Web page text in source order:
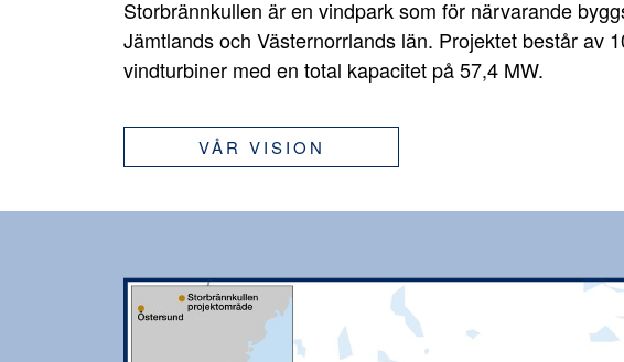
Storbrännkullen är en vindpark som för närvarande
Jämtlands och Västernorrlands län. Projektet består av
vindturbiner med en total kapacitet på 57,4 MW.
VÅR VISION